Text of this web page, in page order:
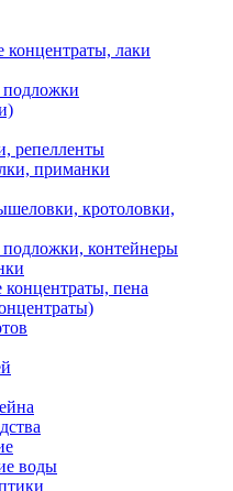
лаки
репелленты
приманки
кротоловки,
контейнеры
пена
воды